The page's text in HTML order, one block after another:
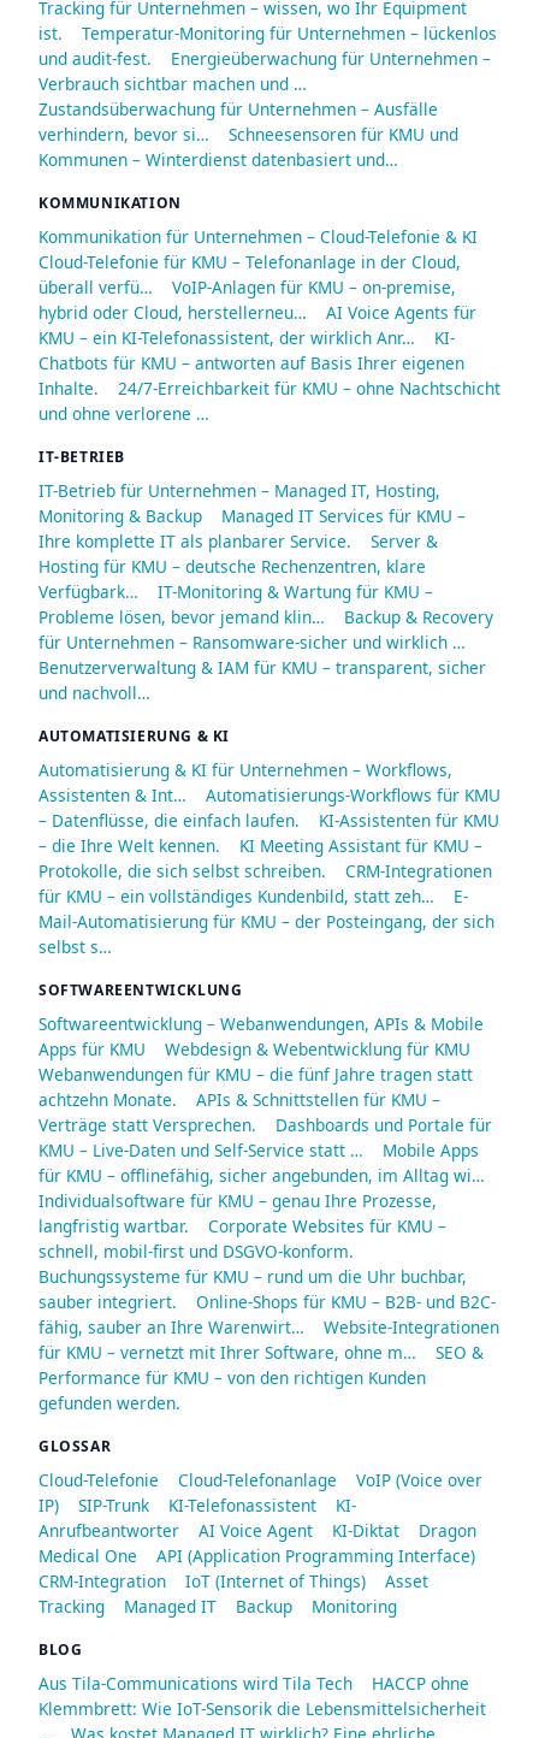
Tracking für Unternehmen – wissen, wo Ihr Equipment
ist.
Temperatur-Monitoring für Unternehmen – lückenlos
und audit-fest.
Energieüberwachung für Unternehmen –
Verbrauch sichtbar machen und …
Zustandsüberwachung für Unternehmen – Ausfälle
verhindern, bevor si…
Schneesensoren für KMU und
Kommunen – Winterdienst datenbasiert und…
KOMMUNIKATION
Kommunikation für Unternehmen – Cloud-Telefonie & KI
Cloud-Telefonie für KMU – Telefonanlage in der Cloud,
überall verfü…
VoIP-Anlagen für KMU – on-premise,
hybrid oder Cloud, herstellerneu…
AI Voice Agents für
KMU – ein KI-Telefonassistent, der wirklich Anr…
KI-
Chatbots für KMU – antworten auf Basis Ihrer eigenen
Inhalte.
24/7-Erreichbarkeit für KMU – ohne Nachtschicht
und ohne verlorene …
IT-BETRIEB
IT-Betrieb für Unternehmen – Managed IT, Hosting,
Monitoring & Backup
Managed IT Services für KMU –
Ihre komplette IT als planbarer Service.
Server &
Hosting für KMU – deutsche Rechenzentren, klare
Verfügbark…
IT-Monitoring & Wartung für KMU –
Probleme lösen, bevor jemand klin…
Backup & Recovery
für Unternehmen – Ransomware-sicher und wirklich …
Benutzerverwaltung & IAM für KMU – transparent, sicher
und nachvoll…
AUTOMATISIERUNG & KI
Automatisierung & KI für Unternehmen – Workflows,
Assistenten & Int…
Automatisierungs-Workflows für KMU
– Datenflüsse, die einfach laufen.
KI-Assistenten für KMU
– die Ihre Welt kennen.
KI Meeting Assistant für KMU –
Protokolle, die sich selbst schreiben.
CRM-Integrationen
für KMU – ein vollständiges Kundenbild, statt zeh…
E-
Mail-Automatisierung für KMU – der Posteingang, der sich
selbst s…
SOFTWAREENTWICKLUNG
Softwareentwicklung – Webanwendungen, APIs & Mobile
Apps für KMU
Webdesign & Webentwicklung für KMU
Webanwendungen für KMU – die fünf Jahre tragen statt
achtzehn Monate.
APIs & Schnittstellen für KMU –
Verträge statt Versprechen.
Dashboards und Portale für
KMU – Live-Daten und Self-Service statt …
Mobile Apps
für KMU – offlinefähig, sicher angebunden, im Alltag wi…
Individualsoftware für KMU – genau Ihre Prozesse,
langfristig wartbar.
Corporate Websites für KMU –
schnell, mobil-first und DSGVO-konform.
Buchungssysteme für KMU – rund um die Uhr buchbar,
sauber integriert.
Online-Shops für KMU – B2B- und B2C-
fähig, sauber an Ihre Warenwirt…
Website-Integrationen
für KMU – vernetzt mit Ihrer Software, ohne m…
SEO &
Performance für KMU – von den richtigen Kunden
gefunden werden.
GLOSSAR
Cloud-Telefonie Cloud-Telefonanlage
VoIP (Voice over
IP)
SIP-Trunk KI-Telefonassistent
KI-
Anrufbeantworter
AI Voice Agent KI-Diktat
Dragon
Medical One
API (Application Programming Interface)
CRM-Integration
IoT (Internet of Things)
Asset
Tracking
Managed IT Backup Monitoring
BLOG
Aus Tila-Communications wird Tila Tech
HACCP ohne
Klemmbrett: Wie IoT-Sensorik die Lebensmittelsicherheit